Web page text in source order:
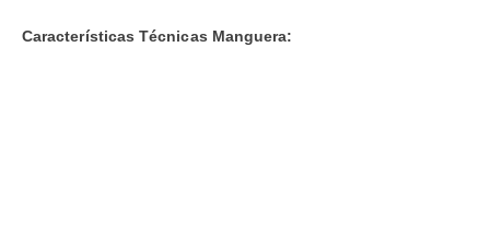
Características Técnicas Manguera: